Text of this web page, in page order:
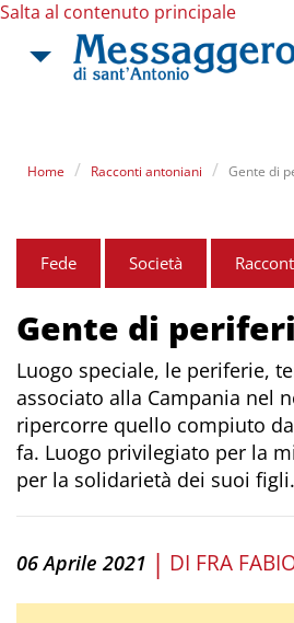
Salta al contenuto principale
Home Racconti antoniani Gente di
Fede Società
Gente di
Luogo speciale, le periferie,
associato alla Campania nel
ripercorre quello compiuto
fa. Luogo privilegiato per la
per la solidarietà dei suoi figli.
06 Aprile 2021 | DI FRA